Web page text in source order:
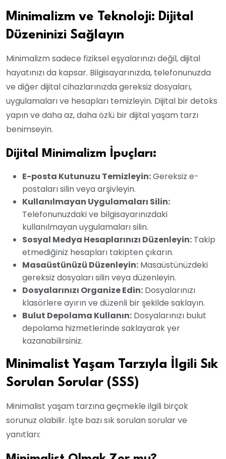
Minimalizm ve Teknoloji: Dijital
Düzeninizi Sağlayın
Minimalizm sadece fiziksel eşyalarınızı değil, dijital
hayatınızı da kapsar. Bilgisayarınızda, telefonunuzda
ve diğer dijital cihazlarınızda gereksiz dosyaları,
uygulamaları ve hesapları temizleyin. Dijital bir detoks
yapın ve daha az, daha özlü bir dijital yaşam tarzı
benimseyin.
Dijital Minimalizm İpuçları:
E-posta Kutunuzu Temizleyin:Gereksiz e-
postaları silin veya arşivleyin.
Kullanılmayan Uygulamaları Silin:
Telefonunuzdaki ve bilgisayarınızdaki
kullanılmayan uygulamaları silin.
Sosyal Medya Hesaplarınızı Düzenleyin: Takip
etmediğiniz hesapları takipten çıkarın.
Masaüstünüzü Düzenleyin: Masaüstünüzdeki
gereksiz dosyaları silin veya düzenleyin.
Dosyalarınızı Organize Edin: Dosyalarınızı
klasörlere ayırın ve düzenli bir şekilde saklayın.
Bulut Depolama Kullanın: Dosyalarınızı bulut
depolama hizmetlerinde saklayarak yer
kazanabilirsiniz.
Minimalist Yaşam Tarzıyla İlgili Sık
Sorulan Sorular (SSS)
Minimalist yaşam tarzına geçmekle ilgili birçok
sorunuz olabilir. İşte bazı sık sorulan sorular ve
yanıtları: